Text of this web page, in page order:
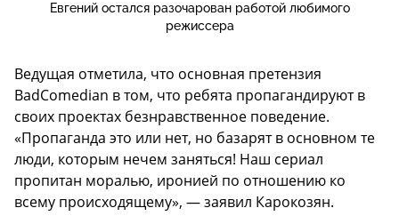
Евгений остался разочарован работой любимого
режиссера
Ведущая отметила, что основная претензия
BadComedian в том, что ребята пропагандируют в
своих проектах безнравственное поведение.
«Пропаганда это или нет, но базарят в основном те
люди, которым нечем заняться! Наш сериал
пропитан моралью, иронией по отношению ко
всему происходящему», — заявил Карокозян.